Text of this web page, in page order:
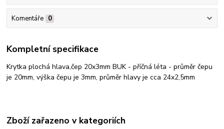
Komentáře 0
Kompletní specifikace
Krytka plochá hlava,čep 20x3mm BUK - příčná léta - průměr čepu
je 20mm, výška čepu je 3mm, průměr hlavy je cca 24x2,5mm
Zboží zařazeno v kategoriích